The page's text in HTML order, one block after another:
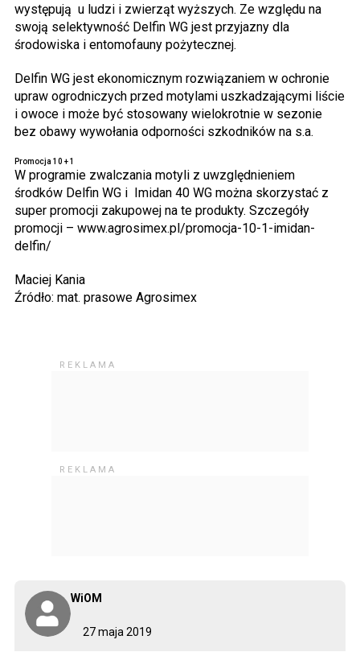
27 maja 2019
WiOM
występują u ludzi i zwierząt wyższych. Ze względu na
swoją selektywność Delfin WG jest przyjazny dla
środowiska i entomofauny pożytecznej.
Delfin WG jest ekonomicznym rozwiązaniem w ochronie
upraw ogrodniczych przed motylami uszkadzającymi liście
i owoce i może być stosowany wielokrotnie w sezonie
bez obawy wywołania odporności szkodników na s.a.
Promocja 10 + 1
W programie zwalczania motyli z uwzględnieniem
środków Delfin WG i Imidan 40 WG można skorzystać z
super promocji zakupowej na te produkty. Szczegóły
promocji – www.agrosimex.pl/promocja-10-1-imidan-
delfin/
Maciej Kania
Źródło: mat. prasowe Agrosimex